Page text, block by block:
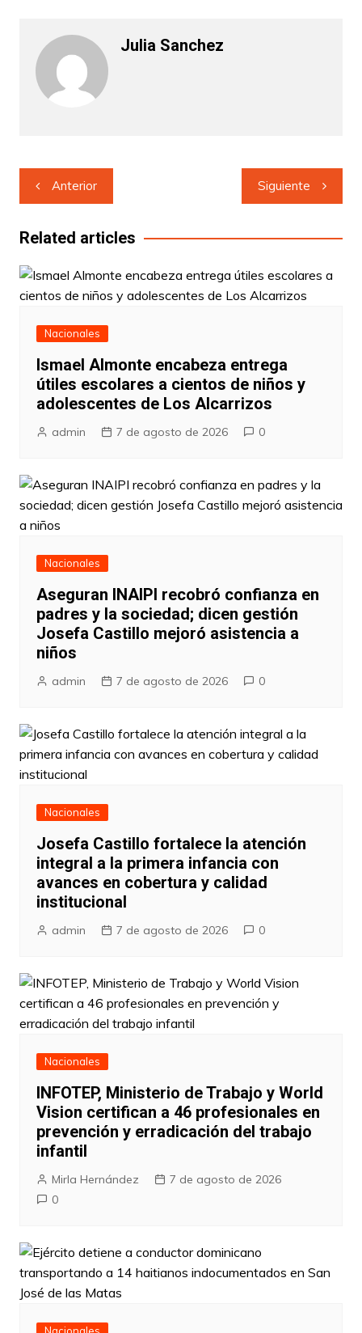
Julia Sanchez
Navegación
de
entradas
Anterior Siguiente
Related articles
Nacionales
Ismael Almonte encabeza entrega
útiles escolares a cientos de niños y
adolescentes de Los Alcarrizos
admin 7 de agosto de 2026 0
Nacionales
Aseguran INAIPI recobró confianza en
padres y la sociedad; dicen gestión
Josefa Castillo mejoró asistencia a
niños
admin 7 de agosto de 2026 0
Nacionales
Josefa Castillo fortalece la atención
integral a la primera infancia con
avances en cobertura y calidad
institucional
admin 7 de agosto de 2026 0
Nacionales
INFOTEP, Ministerio de Trabajo y World
Vision certifican a 46 profesionales en
prevención y erradicación del trabajo
infantil
Mirla Hernández
7 de agosto de 2026
0